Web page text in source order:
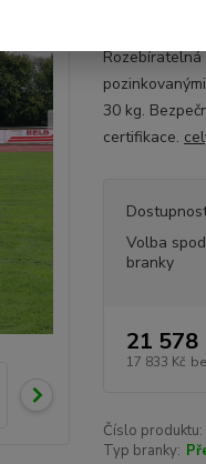
Rozebíratelná
30 kg.
certifikace.
Volba
branky
21 578
17 833 Kč
Číslo produktu:
Typ branky: